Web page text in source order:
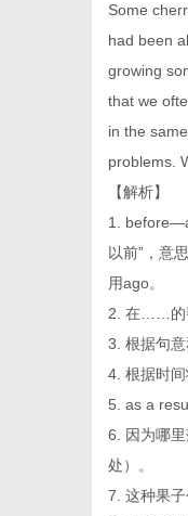
Some
had been
growing
that we
in the
problems.
【解析】
1.
以前”，意
用ago。
2. 在……的
3. 根据句
4. 根据时
5. as a
6. 因为哪
处）。
7. 这种果